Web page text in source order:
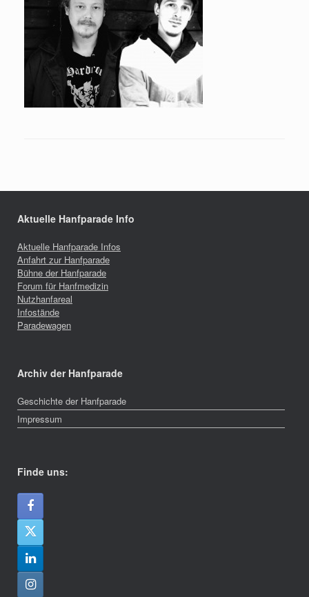
Aktuelle Hanfparade Info
Aktuelle Hanfparade Infos
Anfahrt zur Hanfparade
Bühne der Hanfparade
Forum für Hanfmedizin
Nutzhanfareal
Infostände
Paradewagen
Archiv der Hanfparade
Geschichte der Hanfparade
Impressum
Finde uns: